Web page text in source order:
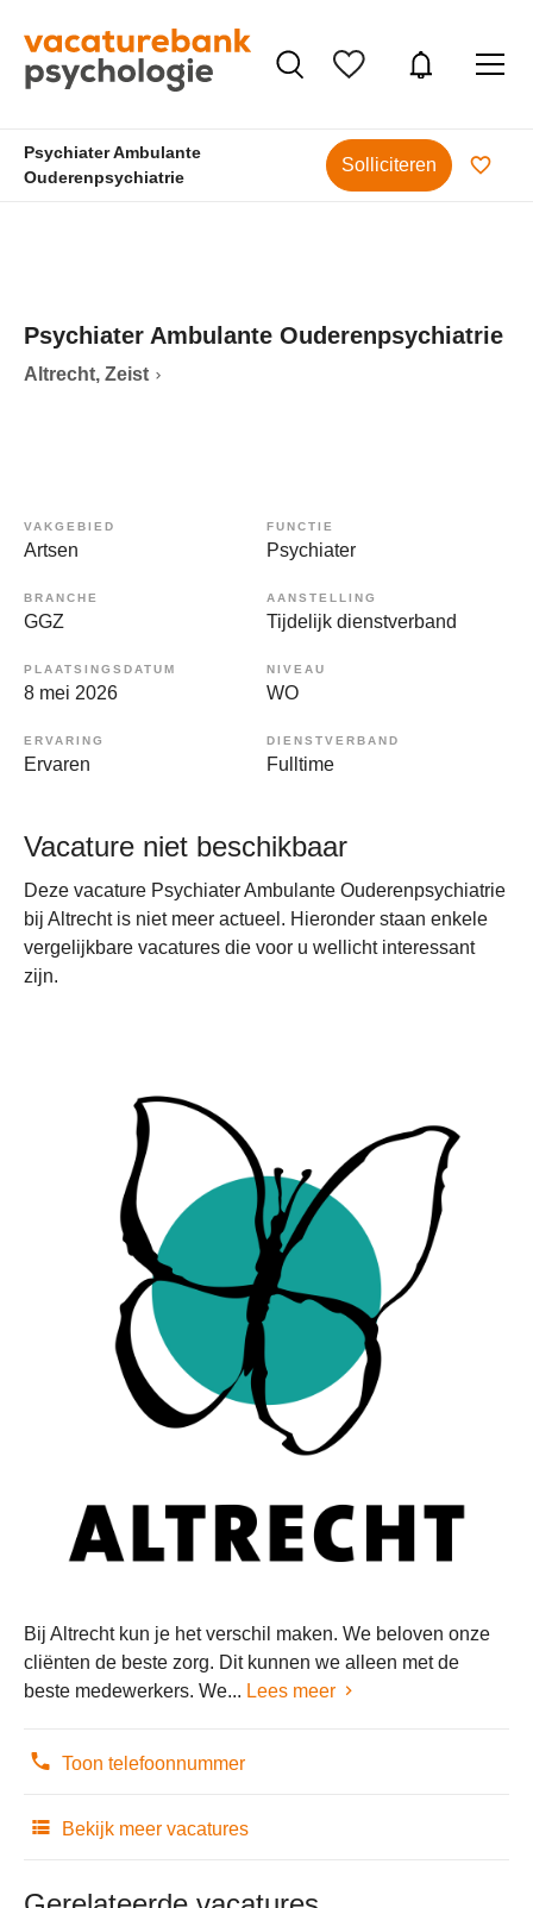
Psychiater Ambulante
Ouderenpsychiatrie
Solliciteren
Psychiater Ambulante Ouderenpsychiatrie
Altrecht, Zeist
VAKGEBIED
Artsen
FUNCTIE
Psychiater
BRANCHE
GGZ
AANSTELLING
Tijdelijk dienstverband
PLAATSINGSDATUM
8 mei 2026
NIVEAU
WO
ERVARING
Ervaren
DIENSTVERBAND
Fulltime
Vacature niet beschikbaar
Deze vacature Psychiater Ambulante Ouderenpsychiatrie
bij Altrecht is niet meer actueel. Hieronder staan enkele
vergelijkbare vacatures die voor u wellicht interessant
zijn.
Bij Altrecht kun je het verschil maken. We beloven onze
cliënten de beste zorg. Dit kunnen we alleen met de
beste medewerkers. We... Lees meer
Toon telefoonnummer
Bekijk meer vacatures